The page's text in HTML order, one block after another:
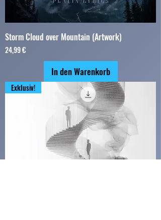
Storm Cloud over Mountain (Artwork)
Preis
24,99 €
In den Warenkorb
Exklusiv!